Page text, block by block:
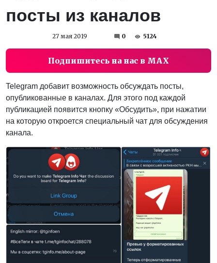
посты из каналов
27 мая 2019 0 5124
Подпишитесь на нас в MAX
Telegram добавит возможность обсуждать посты,
опубликованные в каналах. Для этого под каждой
публикацией появится кнопку «Обсудить», при нажатии
на которую откроется специальный чат для обсуждения
канала.